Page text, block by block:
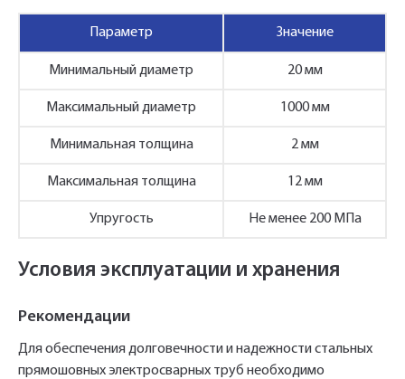
Параметр Значение
Минимальный диаметр 20 мм
Максимальный диаметр 1000 мм
Минимальная толщина 2 мм
Максимальная толщина 12 мм
Упругость Не менее 200 МПа
Условия эксплуатации и хранения
Рекомендации
Для обеспечения долговечности и надежности стальных
прямошовных электросварных труб необходимо